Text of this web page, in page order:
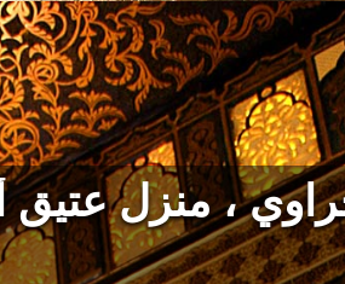
، منزل عتيق